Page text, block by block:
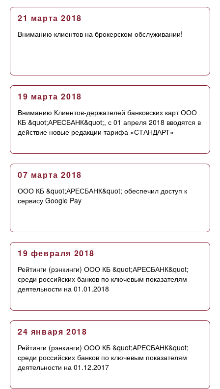
21 марта 2018
Вниманию клиентов на брокерском обслуживании!
19 марта 2018
Вниманию Клиентов-держателей банковских карт ООО
КБ &quot;АРЕСБАНК&quot;, с 01 апреля 2018 вводятся в
действие новые редакции тарифа «СТАНДАРТ»
07 марта 2018
ООО КБ &quot;АРЕСБАНК&quot; обеспечил доступ к
сервису Google Pay
19 февраля 2018
Рейтинги (рэнкинги) ООО КБ &quot;АРЕСБАНК&quot;
среди российских банков по ключевым показателям
деятельности на 01.01.2018
24 января 2018
Рейтинги (рэнкинги) ООО КБ &quot;АРЕСБАНК&quot;
среди российских банков по ключевым показателям
деятельности на 01.12.2017